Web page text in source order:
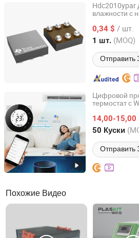
Hdc2010ypar
влажности с
0,34 $ / шт.
1 шт. (MOQ)
Отправить
SHENZHEN RUNXUNDA
Guangdong, China с
Цифровой
термостат с
14,00-15,00
50 Куски
Отправить
Kelaimi Ai Technology (Hainan) Co.,
Hainan, China с 2025
Похожие Видео